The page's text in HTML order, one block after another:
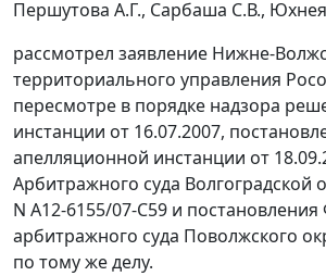
Першутова А.Г., Сарбаша С.В.,
рассмотрел заявление Нижне-
территориального управления
пересмотре в порядке надзора
инстанции от 16.07.2007,
апелляционной инстанции от
Арбитражного суда Волгоградской
N А12-6155/07-С59 и
арбитражного суда Поволжского
по тому же делу.